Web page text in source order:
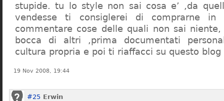
stupide. tu lo style non sai cosa e’ ,da
vendesse ti consiglerei di comprarne in
commentare cose delle quali non sai
bocca di altri ,prima documentati
cultura propria e poi ti riaffacci su questo blog
19 Nov 2008, 19:44
#25 Erwin